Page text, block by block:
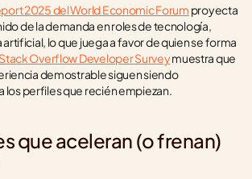
2025 del World Economic Forum proyecta
de la demanda en roles de tecnología,
lo que juega a favor de quien se forma
Stack Overflow Developer Survey muestra que
demostrable siguen siendo
los perfiles que recién empiezan.
que aceleran (o frenan)